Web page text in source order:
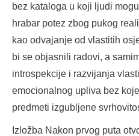
bez kataloga u koji ljudi
hrabar potez zbog pukog
kao odvajanje od vlastitih
bi se objasnili radovi, a
introspekcije i razvijanja
emocionalnog upliva bez
predmeti izgubljene
Izložba Nakon prvog puta